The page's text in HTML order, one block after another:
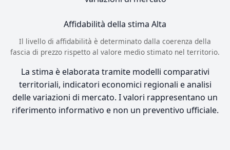
Affidabilità della stima Alta
Il livello di affidabilità è determinato dalla coerenza della
fascia di prezzo rispetto al valore medio stimato nel territorio.
La stima è elaborata tramite modelli comparativi
territoriali, indicatori economici regionali e analisi
delle variazioni di mercato. I valori rappresentano un
riferimento informativo e non un preventivo ufficiale.